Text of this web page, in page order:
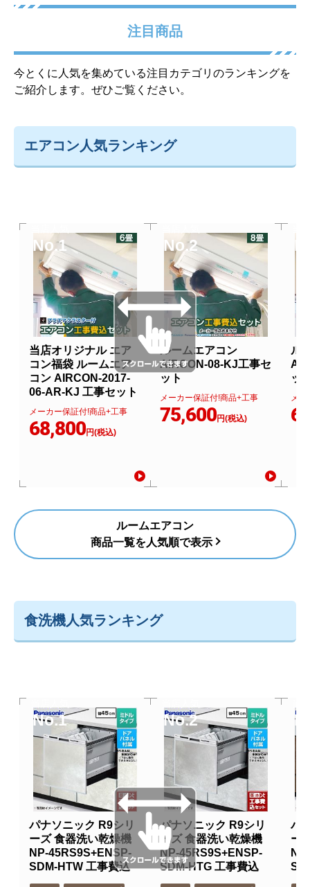
注目商品
今とくに人気を集めている注目カテゴリのランキングを
ご紹介します。ぜひご覧ください。
エアコン人気ランキング
No.1
当店オリジナル エア
コン福袋 ルームエア
コン AIRCON-2017-
06-AR-KJ 工事セット
メーカー保証付!商品+工事
68,800円(税込)
No.2
ルームエアコン
AIRCON-08-KJ工事セ
ット
メーカー保証付!商品+工事
75,600円(税込)
ル
ッ
メー
ルームエアコン
商品一覧を人気順で表示
食洗機人気ランキング
No.1
パナソニック R9シリ
ーズ 食器洗い乾燥機
NP-45RS9S+ENSP-
SDM-HTW 工事費込
No.2
パナソニック R9シリ
ーズ 食器洗い乾燥機
NP-45RS9S+ENSP-
SDM-HTG 工事費込
パ
ー